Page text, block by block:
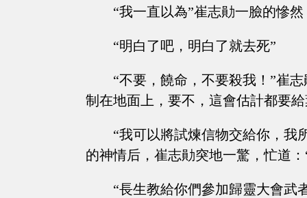
“我一直以為”崔志勛一臉的慘
“明白了吧，明白了就去死”
“不要，饒命，不要殺我！”崔
制在地面上，要不，這會估計都要
“我可以將試煉信物交給你，我
的神情后，崔志勛突地一驚，忙道
“長生教給你們參加歸靈大會武